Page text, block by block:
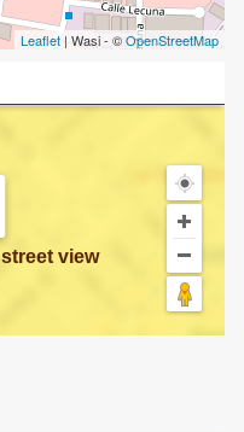
Leaflet | Wasi - ©OpenStreetMap
street view